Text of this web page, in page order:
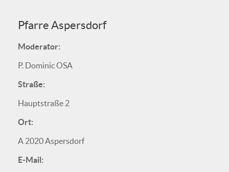
Pfarre Aspersdorf
Moderator:
P. Dominic OSA
Straße:
Hauptstraße 2
Ort:
A 2020 Aspersdorf
E-Mail: